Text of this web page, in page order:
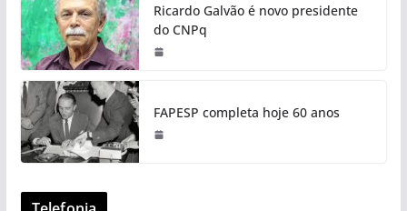
Ricardo Galvão é novo presidente
do CNPq
FAPESP completa hoje 60 anos